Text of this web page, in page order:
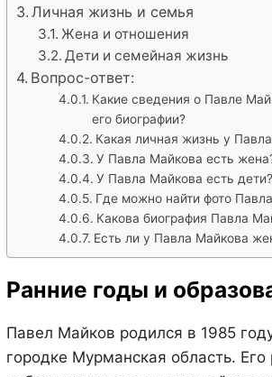
Личная жизнь и семья
Жена и отношения
Дети и семейная жизнь
Вопрос-ответ:
Какие сведения о Павле
его биографии?
Какая личная жизнь у
У Павла Майкова есть
У Павла Майкова есть дети?
Где можно найти фото
Какова биография Павла
Есть ли у Павла Майкова
Ранние годы и
Павел Майков родился в 1985
городке Мурманская область.